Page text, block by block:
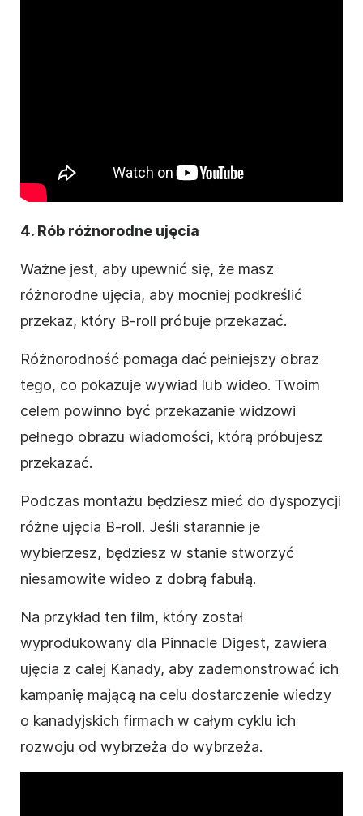
4. Rób różnorodne ujęcia
Ważne jest, aby upewnić się, że masz
różnorodne ujęcia, aby mocniej podkreślić
przekaz, który B-roll próbuje przekazać.
Różnorodność pomaga dać pełniejszy obraz
tego, co pokazuje wywiad lub wideo. Twoim
celem powinno być przekazanie widzowi
pełnego obrazu wiadomości, którą próbujesz
przekazać.
Podczas montażu będziesz mieć do dyspozycji
różne ujęcia B-roll. Jeśli starannie je
wybierzesz, będziesz w stanie stworzyć
niesamowite wideo z dobrą fabułą.
Na przykład ten film, który został
wyprodukowany dla Pinnacle Digest, zawiera
ujęcia z całej Kanady, aby zademonstrować ich
kampanię mającą na celu dostarczenie wiedzy
o kanadyjskich firmach w całym cyklu ich
rozwoju od wybrzeża do wybrzeża.